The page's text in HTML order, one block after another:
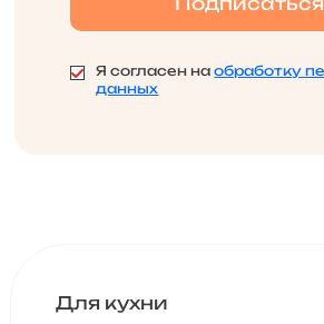
Я согласен наобработку
данных
Для кухни